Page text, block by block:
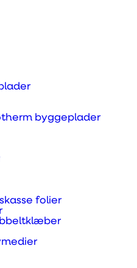
byggeplader
folier